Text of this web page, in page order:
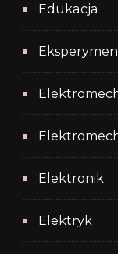
Edukacja
Elektronik
Elektryk